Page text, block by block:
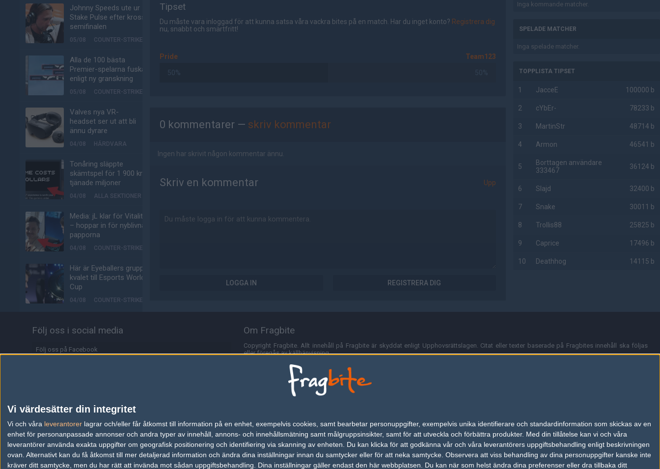
Vi värdesätter din integritet
Vi och våra leverantorer lagrar och/eller får åtkomst till information på en enhet, exempelvis cookies, samt bearbetar personuppgifter, exempelvis unika identifierare och standardinformation som skickas av en
enhet för personanpassade annonser och andra typer av innehåll, annons- och innehållsmätning samt målgruppsinsikter, samt för att utveckla och förbättra produkter. Med din tillåtelse kan vi och våra
leverantörer använda exakta uppgifter om geografisk positionering och identifiering via skanning av enheten. Du kan klicka för att godkänna vår och våra leverantörers uppgiftsbehandling enligt beskrivningen
ovan. Alternativt kan du få åtkomst till mer detaljerad information och ändra dina inställningar innan du samtycker eller för att neka samtycke. Observera att viss behandling av dina personuppgifter kanske inte
kräver ditt samtycke, men du har rätt att invända mot sådan uppgiftsbehandling. Dina inställningar gäller endast den här webbplatsen. Du kan när som helst ändra dina preferenser eller dra tillbaka ditt
Johnny Speeds ute ur
Stake Pulse efter kross i
semifinalen
05/08 COUNTER-STRIKE
Alla de 100 bästa
Premier-spelarna fuskar
enligt ny granskning
05/08 COUNTER-STRIKE
Valves nya VR-
headset ser ut att bli
ännu dyrare
04/08 HÅRDVARA
Tonåring släppte
skämtspel för 1 900 kr –
tjänade miljoner
04/08 ALLA SEKTIONER
Media: jL klar för Vitality
– hoppar in för nyblivna
papporna
04/08 COUNTER-STRIKE
Här är Eyeballers grupp i
kvalet till Esports World
Cup
04/08 COUNTER-STRIKE
semifinal i LAN:et efter
04/08 COUNTER-STRIKE
Biljetterna till Majorn i
Buenos Aires är ute
04/08 COUNTER-STRIKE
Johnny Speeds vidare till
slutspel – skickar hem
Tipset
Du måste vara inloggad för att kunna satsa våra vackra bites på en match. Har du inget konto? Registrera dig
nu, snabbt och smärtfritt!
Pride Team123
50% 50%
0 kommentarer — skriv kommentar
Ingen har skrivit någon kommentar ännu.
Skriv en kommentar Upp
LOGGA IN REGISTRERA DIG
Inga kommande matcher.
SPELADE MATCHER
Inga spelade matcher.
TOPPLISTA TIPSET
1 JacceE 100000 b
2 cYbEr- 78233 b
3 MartinStr 48714 b
4 Armon 46541 b
5
Borttagen användare
333467
36124 b
6 Slajd 32400 b
7 Snake 30011 b
8 Trollis88 25825 b
9 Caprice 17496 b
10 Deathhog 14115 b
Följ oss i social media
Följ oss på Facebook
Information
Annonsering
Copyright och Privacy Policy
Om Fragbite
Copyright Fragbite. Allt innehåll på Fragbite är skyddat enligt Upphovsrättslagen. Citat eller texter baserade på Fragbites innehåll ska följas
eller föregås av källhänvisning.
Alla åsikter uttryckta på Fragbite representerar varje enskild skribent och överensstämmer inte nödvändigtvis med Fragbites åsikter.
Programmering och design av Fredric Bohlin. För frågor rörande sajten kan du skicka iväg ett email till
Fragbite använder cookies för att spara användarspecifik information så som t.ex. användarnamn. Cookies sparas även när man deltar i
omröstningar och för att föra statistik. För att slippa cookies kan du stänga av cookies i din webbläsares inställningar eller välja att inte
besöka Fragbite. Den här textraden finns här på grund av lagen om elektronisk kommunikation som trädde i kraft 25 juli 2003.
Annonsering